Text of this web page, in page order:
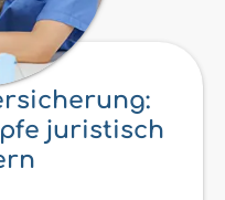
juristisch